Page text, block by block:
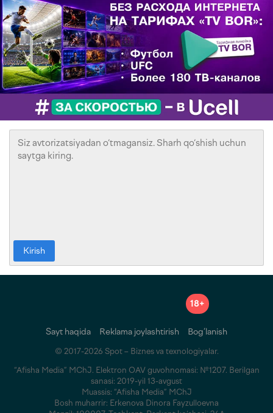
Kirish
18+
Sayt haqida Reklama joylashtirish Bog‘lanish
© 2017-2026 Spot – Biznes va texnologiyalar.
“Afisha Media” MChJ. Elektron OAV guvohnomasi: №1207. Berilgan
sanasi: 2019-yil 13-avgust
Muassis: “Afisha Media” MChJ
Bosh muharrir: Erkenova Dinora Fayzulloevna